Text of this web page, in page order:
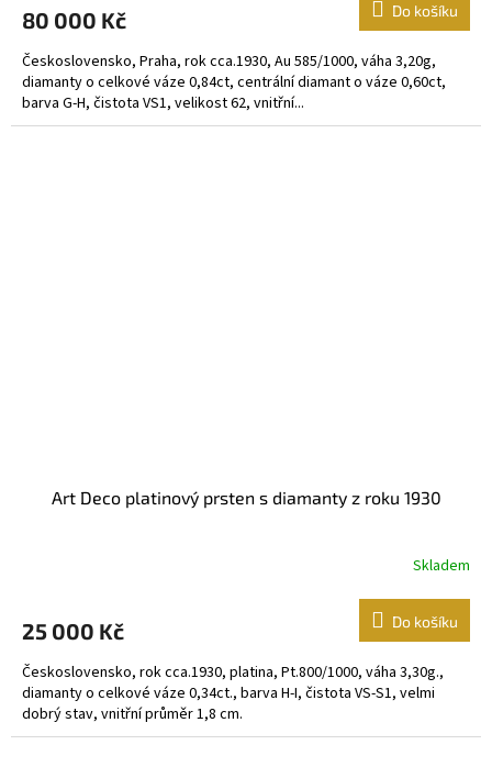
80 000 Kč Do košíku
Československo, Praha, rok cca.1930, Au 585/1000, váha 3,20g,
diamanty o celkové váze 0,84ct, centrální diamant o váze 0,60ct,
barva G-H, čistota VS1, velikost 62, vnitřní...
Art Deco platinový prsten s diamanty z roku 1930
Skladem
25 000 Kč Do košíku
Československo, rok cca.1930, platina, Pt.800/1000, váha 3,30g.,
diamanty o celkové váze 0,34ct., barva H-I, čistota VS-S1, velmi
dobrý stav, vnitřní průměr 1,8 cm.